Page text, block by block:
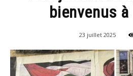
bienvenus
23 juillet 2025